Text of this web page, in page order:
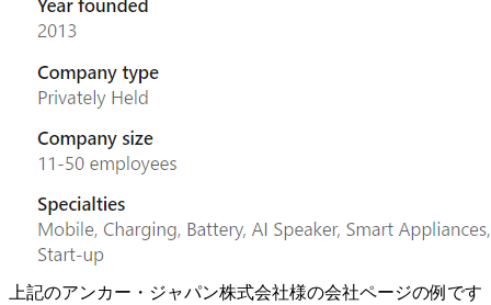
上記のアンカー・ジャパン株式会社様の会社ページの例です